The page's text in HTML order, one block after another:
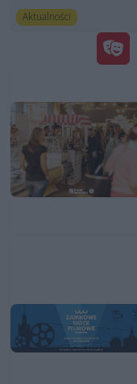
Aktualności